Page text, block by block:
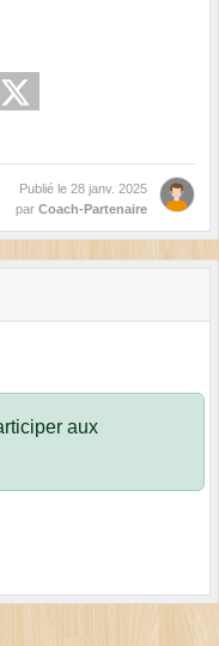
Publié le 28 janv. 2025
par Coach-Partenaire
aux